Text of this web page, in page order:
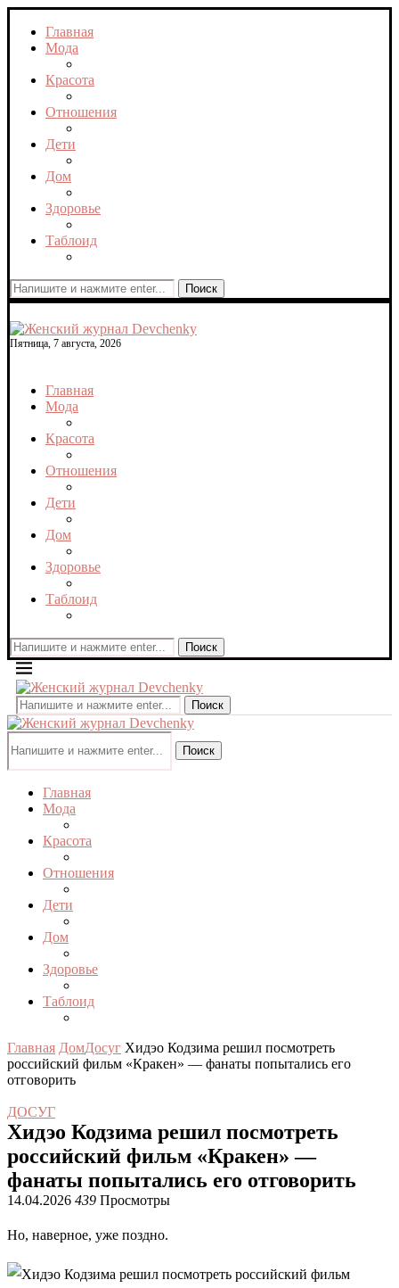
Главная
Мода
Красота
Отношения
Дети
Дом
Здоровье
Таблоид
Поиск
Пятница, 7 августа, 2026
Главная
Мода
Красота
Отношения
Дети
Дом
Здоровье
Таблоид
Поиск
Поиск
Поиск
Главная
Мода
Красота
Отношения
Дети
Дом
Здоровье
Таблоид
Главная ДомДосуг Хидэо Кодзима решил посмотреть
российский фильм «Кракен» — фанаты попытались его
отговорить
ДОСУГ
Хидэо Кодзима решил посмотреть
российский фильм «Кракен» —
фанаты попытались его отговорить
14.04.2026 439 Просмотры
Но, наверное, уже поздно.